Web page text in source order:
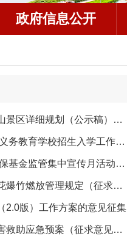
政府信息公开
关于公开征求《涂山—白乳泉风景名胜区荆山景区详细规划（公示稿）》意见的公告
怀远县教育局关于公开征求《2026年怀远县义务教育学校招生入学工作实施方案（征求意见稿）》意见的公告
【意见征集】关于征求《2026年度怀远县医保基金监管集中宣传月活动实施方案（征求意见稿）》意见的函
【面向社会公众】关于公开征求《怀远县烟花爆竹燃放管理规定（征求意见稿）》修改意见的公告
2.0版）工作方案的意见征集
【面向社会公众】关于征求《怀远县自然灾害救助应急预案（征求意见稿）》意见的公告